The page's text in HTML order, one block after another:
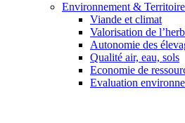
Environnement &
Viande et climat
Valorisation de
Autonomie des
Qualité air, eau, sols
Economie de
Evaluation